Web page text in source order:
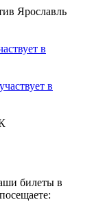
Ярославль
билеты в